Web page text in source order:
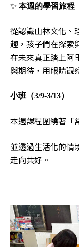
✨ 本週的學習旅程
從認識山林文化、
趣，孩子們在探索
在未來真正踏上阿
與期待，用眼睛觀
小班（3/9-3/13）
本週課程圍繞著「
並透過生活化的情
走向共好。